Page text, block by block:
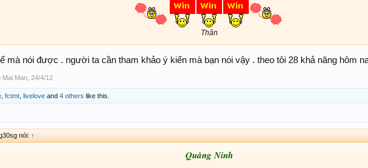
Thân​
mà nói được . người ta cần tham khảo ý kiến mà bạn nói vậy . theo tôi 28 khả năng hôm
Mai Man 24/4/12
fctmt livelove and 4 others like this.
nói: ↑
Quảng Ninh